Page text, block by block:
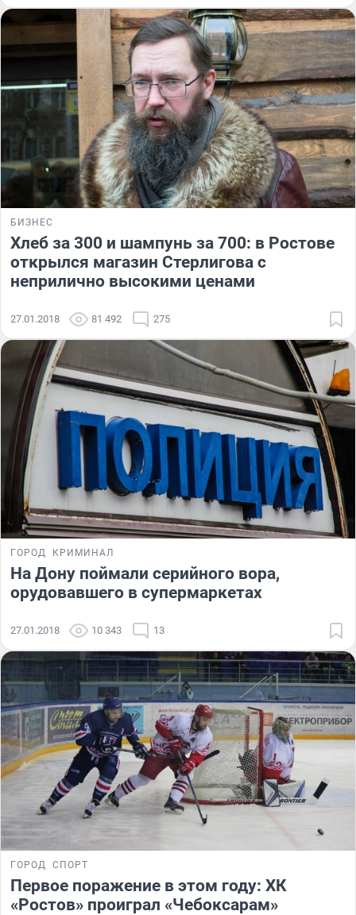
БИЗНЕС
Хлеб за 300 и шампунь за 700: в Ростове
открылся магазин Стерлигова с
неприлично высокими ценами
27.01.2018 81 492 275
ГОРОД КРИМИНАЛ
На Дону поймали серийного вора,
орудовавшего в супермаркетах
27.01.2018 10 343 13
ГОРОД СПОРТ
Первое поражение в этом году: ХК
«Ростов» проиграл «Чебоксарам»